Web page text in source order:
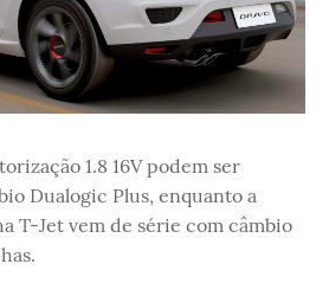
1.8 16V podem ser
Dualogic Plus, enquanto a
T-Jet vem de série com câmbio